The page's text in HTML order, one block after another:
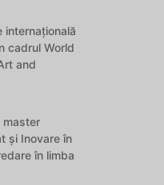
internațională
cadrul World
and
master
și Inovare în
în limba